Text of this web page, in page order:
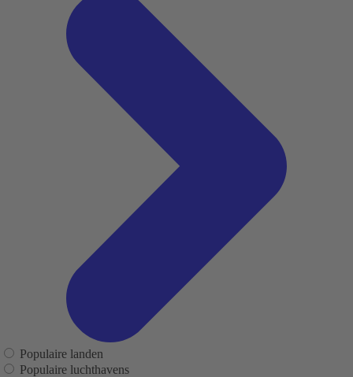
Populaire landen
Populaire luchthavens